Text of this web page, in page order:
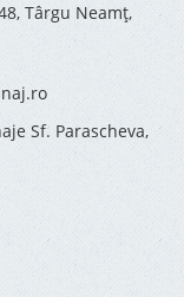
Târgu Neamț,
Sf. Parascheva,